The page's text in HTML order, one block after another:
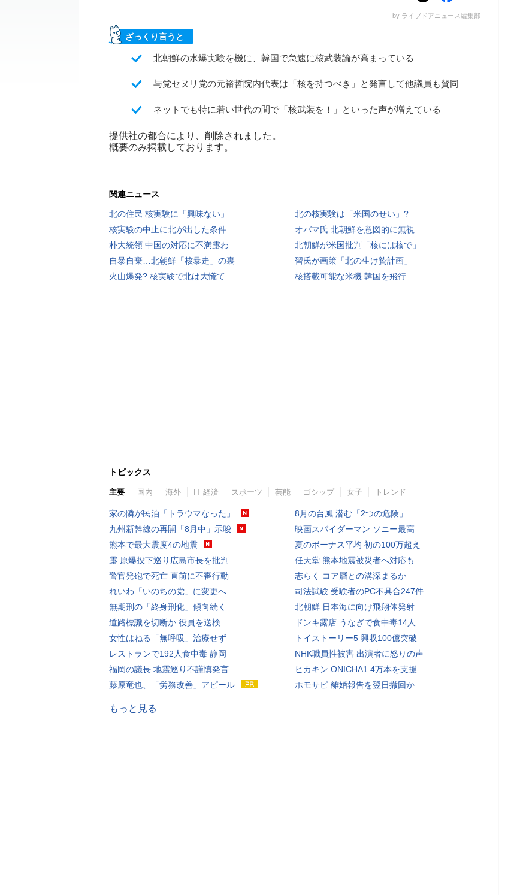
by ライブドアニュース編集部
ざっくり言うと
北朝鮮の水爆実験を機に、韓国で急速に核武装論が高まっている
与党セヌリ党の元裕哲院内代表は「核を持つべき」と発言して他議員も賛同
ネットでも特に若い世代の間で「核武装を！」といった声が増えている
提供社の都合により、削除されました。
概要のみ掲載しております。
関連ニュース
北の住民 核実験に「興味ない」
北の核実験は「米国のせい」?
核実験の中止に北が出した条件
オバマ氏 北朝鮮を意図的に無視
朴大統領 中国の対応に不満露わ
北朝鮮が米国批判「核には核で」
自暴自棄…北朝鮮「核暴走」の裏
習氏が画策「北の生け贄計画」
火山爆発? 核実験で北は大慌て
核搭載可能な米機 韓国を飛行
トピックス
主要 国内 海外 IT 経済 スポーツ 芸能 ゴシップ 女子 トレンド
家の隣が民泊「トラウマなった」
九州新幹線の再開「8月中」示唆
熊本で最大震度4の地震
露 原爆投下巡り広島市長を批判
警官発砲で死亡 直前に不審行動
れいわ「いのちの党」に変更へ
無期刑の「終身刑化」傾向続く
道路標識を切断か 役員を送検
女性はねる「無呼吸」治療せず
レストランで192人食中毒 静岡
福岡の議長 地震巡り不謹慎発言
藤原竜也、「労務改善」アピール
8月の台風 潜む「2つの危険」
映画スパイダーマン ソニー最高
夏のボーナス平均 初の100万超え
任天堂 熊本地震被災者へ対応も
志らく コア層との溝深まるか
司法試験 受験者のPC不具合247件
北朝鮮 日本海に向け飛翔体発射
ドンキ露店 うなぎで食中毒14人
トイストーリー5 興収100億突破
NHK職員性被害 出演者に怒りの声
ヒカキン ONICHA1.4万本を支援
ホモサピ 離婚報告を翌日撤回か
もっと見る